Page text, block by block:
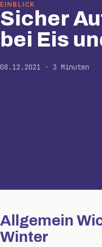
EINBLICK
Sicher
bei Eis
08.12.2021 · 3 Minuten
Allgemein
Winter